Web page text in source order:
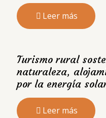
Leer más
Turismo rural
naturaleza,
por la energía
Leer más